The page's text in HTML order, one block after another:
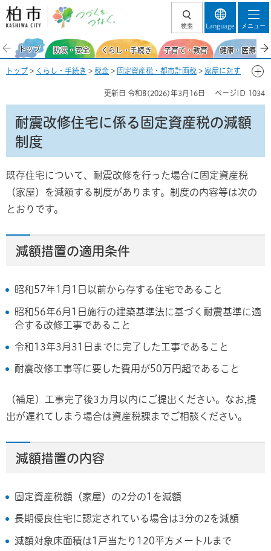
柏市 つづくを、
検索 Language メニュー
トップ 防災・安全 くらし・手続き 子育て・教育 健康・医療・
トップ > くらし・手続き > 税金 > 固定資産税・都市計画税 > 家屋に対す
更新日 令和8(2026)年3月16日 ページID 1034
耐震改修住宅に係る固定資産税の減額
制度
既存住宅について、耐震改修を行った場合に固定資産税
（家屋）を減額する制度があります。制度の内容等は次の
とおりです。
減額措置の適用条件
昭和57年1月1日以前から存する住宅であること
昭和56年6月1日施行の建築基準法に基づく耐震基準に適
合する改修工事であること
令和13年3月31日までに完了した工事であること
耐震改修工事等に要した費用が50万円超であること
（補足）工事完了後3カ月以内にご提出ください。なお,提
出が遅れてしまう場合は資産税課までご相談ください。
減額措置の内容
固定資産税額（家屋）の2分の1を減額
長期優良住宅に認定されている場合は3分の2を減額
減額対象床面積は1戸当たり120平方メートルまで